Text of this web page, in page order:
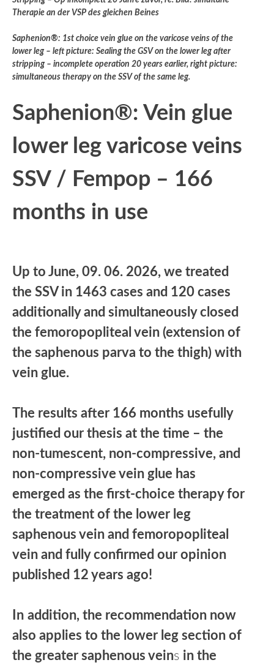
Therapie an der VSP des gleichen Beines
Saphenion®: 1st choice vein glue on the varicose veins of the
lower leg – left picture: Sealing the GSV on the lower leg after
stripping – incomplete operation 20 years earlier, right picture:
simultaneous therapy on the SSV of the same leg.
Saphenion®: Vein glue
lower leg varicose veins
SSV / Fempop – 166
months in use
Up to June, 09. 06. 2026, we treated
the SSV in 1463 cases and 120 cases
additionally and simultaneously closed
the femoropopliteal vein (extension of
the saphenous parva to the thigh) with
vein glue.
The results after 166 months usefully
justified our thesis at the time – the
non-tumescent, non-compressive, and
non-compressive vein glue has
emerged as the first-choice therapy for
the treatment of the lower leg
saphenous vein and femoropopliteal
vein and fully confirmed our opinion
published 12 years ago!
In addition, the recommendation now
also applies to the lower leg section of
the greater saphenous veins in the